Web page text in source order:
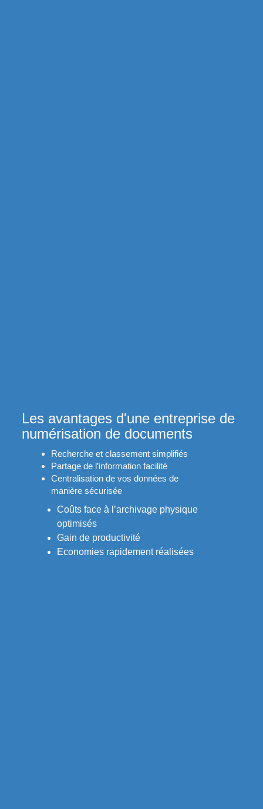
Les avantages d'une entreprise de
numérisation de documents
Recherche et classement simplifiés
Partage de l’information facilité
Centralisation de vos données de
manière sécurisée
Coûts face à l’archivage physique
optimisés
Gain de productivité
Economies rapidement réalisées